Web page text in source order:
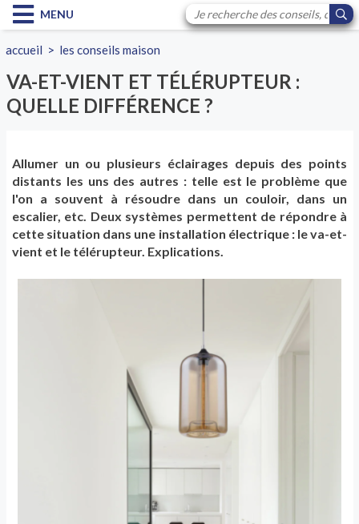
MENU
accueil > les conseils maison
VA-ET-VIENT ET TÉLÉRUPTEUR :
QUELLE DIFFÉRENCE ?
Allumer un ou plusieurs éclairages depuis des points
distants les uns des autres : telle est le problème que
l'on a souvent à résoudre dans un couloir, dans un
escalier, etc. Deux systèmes permettent de répondre à
cette situation dans une installation électrique : le va-et-
vient et le télérupteur. Explications.